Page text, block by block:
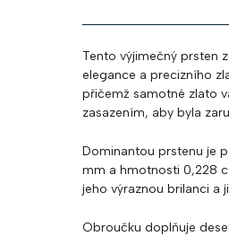
Tento výjimečný prsten
elegance a precizního
přičemž samotné zlato
zasazením, aby byla
Dominantou prstenu je
mm a hmotnosti 0,228
jeho výraznou brilanci a
Obroučku doplňuje